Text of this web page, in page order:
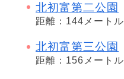
北初富第二公園
距離：144メートル
北初富第三公園
距離：156メートル